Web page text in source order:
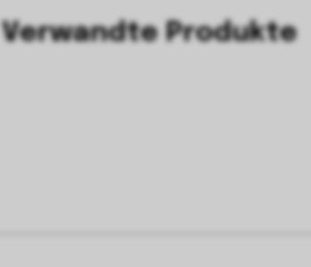
Verwandte Produkte